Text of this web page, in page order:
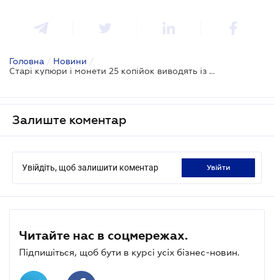
Головна / Новини /
Старі купюри і монети 25 копійок виводять із обігу
Залиште коментар
Увійдіть, щоб залишити коментар увійти
Читайте нас в соцмережах.
Підпишіться, щоб бути в курсі усіх бізнес-новин.